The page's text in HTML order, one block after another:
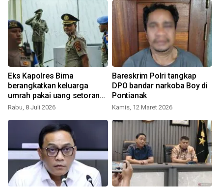
Eks Kapolres Bima
berangkatkan keluarga
umrah pakai uang setoran
narkoba
Rabu, 8 Juli 2026
Bareskrim Polri tangkap
DPO bandar narkoba Boy di
Pontianak
Kamis, 12 Maret 2026